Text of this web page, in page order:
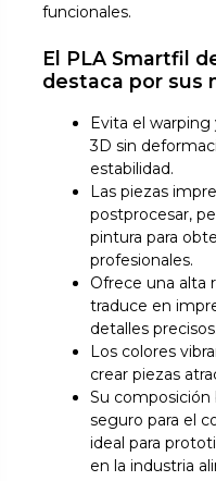
funcionales.
El PLA Smartfil
destaca por sus
Evita el
3D sin
estabilidad.
Las piezas
postprocesar,
pintura para
profesionales.
Ofrece una alta
traduce en
detalles precisos.
Los colores
crear piezas
Su composición
seguro para el
ideal para
en la industria